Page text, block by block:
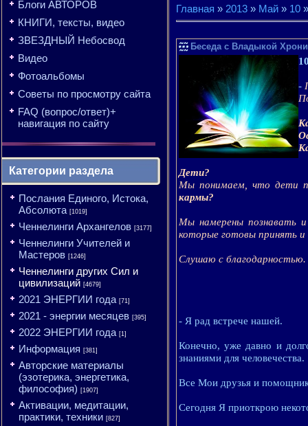
Блоги АВТОРОВ
КНИГИ, тексты, видео
ЗВЕЗДНЫЙ Небосвод
Видео
Фотоальбомы
Советы по просмотру сайта
FAQ (вопрос/ответ)+
навигация по сайту
Категории раздела
Послания Единого, Истока,
Абсолюта [1019]
Ченнелинги Архангелов [3177]
Ченнелинги Учителей и
Мастеров [1246]
Ченнелинги других Сил и
цивилизаций [4679]
2021 ЭНЕРГИИ года [71]
2021 - энергии месяцев [395]
2022 ЭНЕРГИИ года [1]
Информация [381]
Авторские материалы
(эзотерика, энергетика,
философия) [1907]
Активации, медитации,
практики, техники [827]
Главная » 2013 » Май » 10
Беседа с Владыкой
-
Дети?
Мы понимаем, что дети
кармы?
Мы намерены познавать
которые готовы принять
Слушаю с благодарностью.
- Я рад встрече нашей.
Конечно, уже давно и
знаниями для человечества.
Все Мои друзья и
Сегодня Я приоткрою